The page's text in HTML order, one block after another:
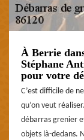
À Berrie
Stéphane
pour votre
C’est difficile de
qu’on veut
débarras grenier
objets là-dedans.